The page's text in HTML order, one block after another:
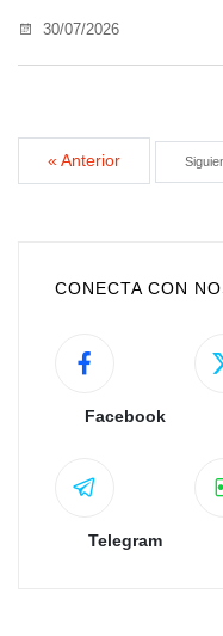
30/07/2026
« Anterior
CONECTA CON
Facebook
Telegram